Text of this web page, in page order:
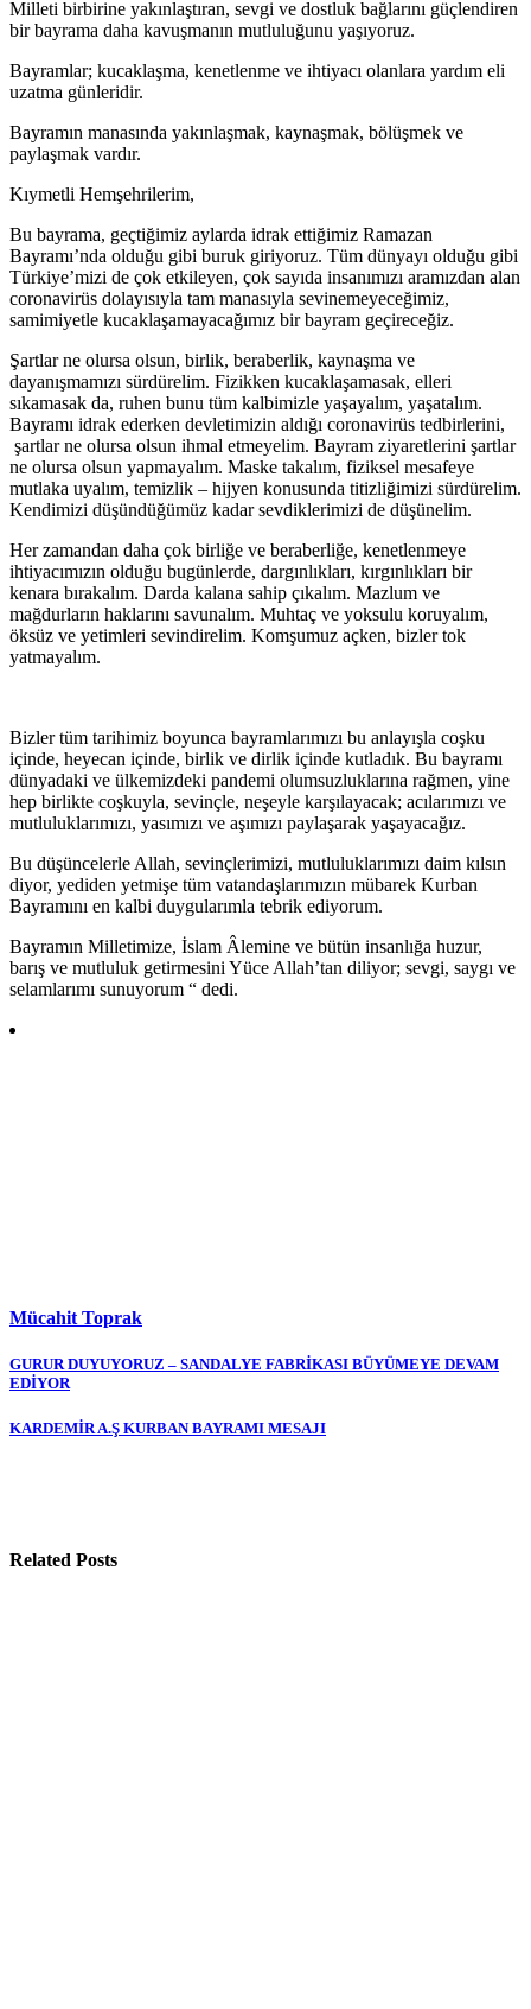
Milleti birbirine yakınlaştıran, sevgi ve dostluk bağlarını güçlendiren
bir bayrama daha kavuşmanın mutluluğunu yaşıyoruz.
Bayramlar; kucaklaşma, kenetlenme ve ihtiyacı olanlara yardım eli
uzatma günleridir.
Bayramın manasında yakınlaşmak, kaynaşmak, bölüşmek ve
paylaşmak vardır.
Kıymetli Hemşehrilerim,
Bu bayrama, geçtiğimiz aylarda idrak ettiğimiz Ramazan
Bayramı’nda olduğu gibi buruk giriyoruz. Tüm dünyayı olduğu gibi
Türkiye’mizi de çok etkileyen, çok sayıda insanımızı aramızdan alan
coronavirüs dolayısıyla tam manasıyla sevinemeyeceğimiz,
samimiyetle kucaklaşamayacağımız bir bayram geçireceğiz.
Şartlar ne olursa olsun, birlik, beraberlik, kaynaşma ve
dayanışmamızı sürdürelim. Fizikken kucaklaşamasak, elleri
sıkamasak da, ruhen bunu tüm kalbimizle yaşayalım, yaşatalım.
Bayramı idrak ederken devletimizin aldığı coronavirüs tedbirlerini,
şartlar ne olursa olsun ihmal etmeyelim. Bayram ziyaretlerini şartlar
ne olursa olsun yapmayalım. Maske takalım, fiziksel mesafeye
mutlaka uyalım, temizlik – hijyen konusunda titizliğimizi sürdürelim.
Kendimizi düşündüğümüz kadar sevdiklerimizi de düşünelim.
Her zamandan daha çok birliğe ve beraberliğe, kenetlenmeye
ihtiyacımızın olduğu bugünlerde, dargınlıkları, kırgınlıkları bir
kenara bırakalım. Darda kalana sahip çıkalım. Mazlum ve
mağdurların haklarını savunalım. Muhtaç ve yoksulu koruyalım,
öksüz ve yetimleri sevindirelim. Komşumuz açken, bizler tok
yatmayalım.
Bizler tüm tarihimiz boyunca bayramlarımızı bu anlayışla coşku
içinde, heyecan içinde, birlik ve dirlik içinde kutladık. Bu bayramı
dünyadaki ve ülkemizdeki pandemi olumsuzluklarına rağmen, yine
hep birlikte coşkuyla, sevinçle, neşeyle karşılayacak; acılarımızı ve
mutluluklarımızı, yasımızı ve aşımızı paylaşarak yaşayacağız.
Bu düşüncelerle Allah, sevinçlerimizi, mutluluklarımızı daim kılsın
diyor, yediden yetmişe tüm vatandaşlarımızın mübarek Kurban
Bayramını en kalbi duygularımla tebrik ediyorum.
Bayramın Milletimize, İslam Âlemine ve bütün insanlığa huzur,
barış ve mutluluk getirmesini Yüce Allah’tan diliyor; sevgi, saygı ve
selamlarımı sunuyorum “ dedi.
Mücahit Toprak
Yazı
gezinmesi
GURUR DUYUYORUZ – SANDALYE FABRİKASI BÜYÜMEYE DEVAM
EDİYOR
KARDEMİR A.Ş KURBAN BAYRAMI MESAJI
Related Posts